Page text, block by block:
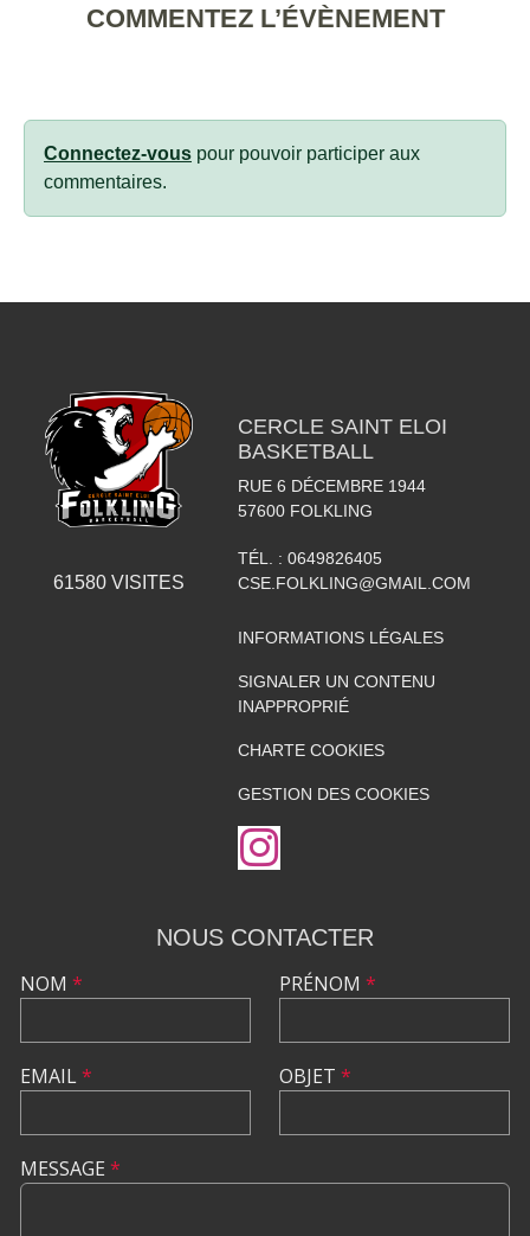
COMMENTEZ L’ÉVÈNEMENT
Connectez-vous pour pouvoir participer aux
commentaires.
61580VISITES
CERCLE SAINT ELOI
BASKETBALL
RUE 6 DÉCEMBRE 1944
57600 FOLKLING
TÉL. : 0649826405
CSE.FOLKLING@GMAIL.COM
INFORMATIONS LÉGALES
SIGNALER UN CONTENU
INAPPROPRIÉ
CHARTE COOKIES
GESTION DES COOKIES
NOUS CONTACTER
NOM *
EMAIL*
PRÉNOM *
OBJET *
MESSAGE *